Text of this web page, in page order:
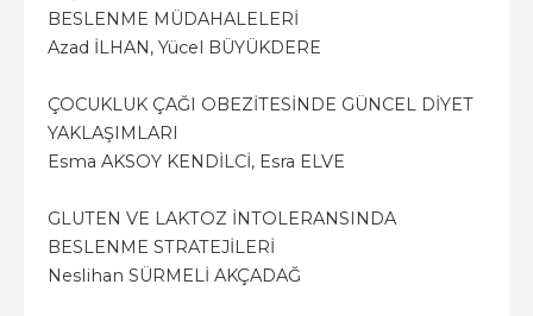
BESLENME MÜDAHALELERİ
Azad İLHAN, Yücel BÜYÜKDERE
ÇOCUKLUK ÇAĞI OBEZİTESİNDE GÜNCEL DİYET
YAKLAŞIMLARI
Esma AKSOY KENDİLCİ, Esra ELVE
GLUTEN VE LAKTOZ İNTOLERANSINDA
BESLENME STRATEJİLERİ
Neslihan SÜRMELİ AKÇADAĞ